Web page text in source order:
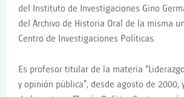
del Instituto de Investigaciones Gino
del Archivo de Historia Oral de la misma
Centro de Investigaciones Políticas.
Es profesor titular de la materia
y opinión pública”, desde agosto de 2000,